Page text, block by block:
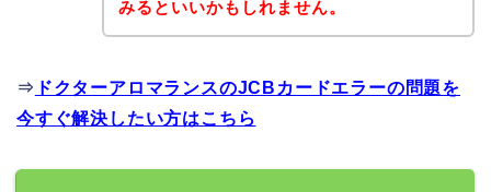
みるといいかもしれません。
⇒ ドクターアロマランスのJCBカードエラーの問題を
今すぐ解決したい方はこちら